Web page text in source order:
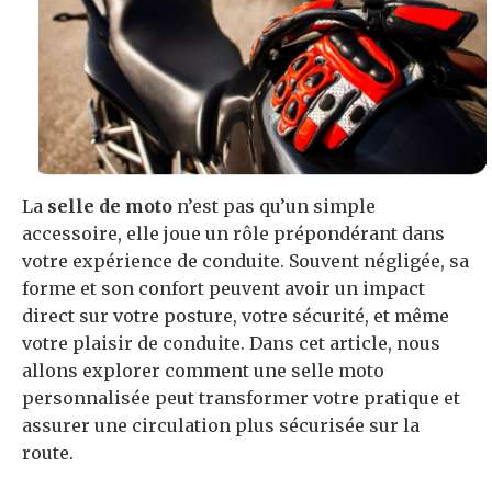
La selle de moto n’est pas qu’un simple
accessoire, elle joue un rôle prépondérant dans
votre expérience de conduite. Souvent négligée, sa
forme et son confort peuvent avoir un impact
direct sur votre posture, votre sécurité, et même
votre plaisir de conduite. Dans cet article, nous
allons explorer comment une selle moto
personnalisée peut transformer votre pratique et
assurer une circulation plus sécurisée sur la
route.